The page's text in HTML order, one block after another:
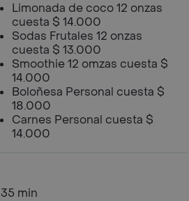
Limonada de coco 12 onzas
cuesta $ 14.000
Sodas Frutales 12 onzas
cuesta $ 13.000
Smoothie 12 omzas cuesta $
14.000
Boloñesa Personal cuesta $
18.000
Carnes Personal cuesta $
14.000
35 min